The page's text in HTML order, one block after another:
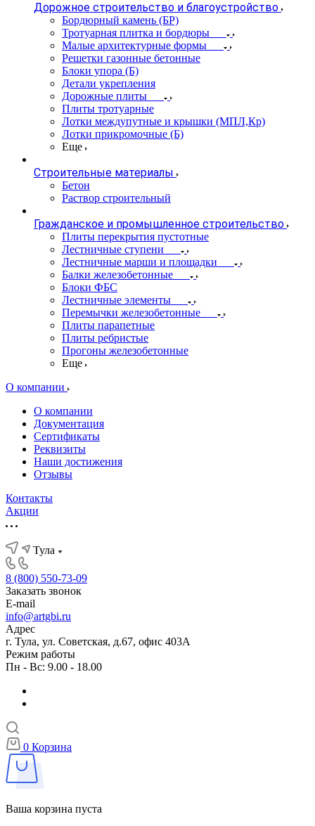
Дорожное строительство и благоустройство
Бордюрный камень (БР)
Тротуарная плитка и бордюры
Малые архитектурные формы
Решетки газонные бетонные
Блоки упора (Б)
Детали укрепления
Дорожные плиты
Плиты тротуарные
Лотки междупутные и крышки (МПЛ,Кр)
Лотки прикромочные (Б)
Еще
Строительные материалы
Бетон
Раствор строительный
Гражданское и промышленное строительство
Плиты перекрытия пустотные
Лестничные ступени
Лестничные марши и площадки
Балки железобетонные
Блоки ФБС
Лестничные элементы
Перемычки железобетонные
Плиты парапетные
Плиты ребристые
Прогоны железобетонные
Еще
О компании
О компании
Документация
Сертификаты
Реквизиты
Наши достижения
Отзывы
Контакты
Акции
Тула
8 (800) 550-73-09
Заказать звонок
E-mail
info@artgbi.ru
Адрес
г. Тула, ул. Советская, д.67, офис 403А
Режим работы
Пн - Вс: 9.00 - 18.00
0 Корзина
Ваша корзина пуста